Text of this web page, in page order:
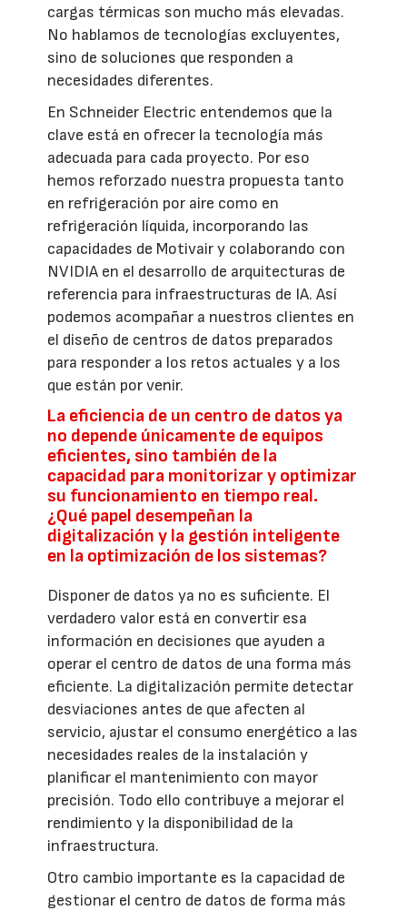
cargas térmicas son mucho más elevadas.
No hablamos de tecnologías excluyentes,
sino de soluciones que responden a
necesidades diferentes.
En Schneider Electric entendemos que la
clave está en ofrecer la tecnología más
adecuada para cada proyecto. Por eso
hemos reforzado nuestra propuesta tanto
en refrigeración por aire como en
refrigeración líquida, incorporando las
capacidades de Motivair y colaborando con
NVIDIA en el desarrollo de arquitecturas de
referencia para infraestructuras de IA. Así
podemos acompañar a nuestros clientes en
el diseño de centros de datos preparados
para responder a los retos actuales y a los
que están por venir.
La eficiencia de un centro de datos ya
no depende únicamente de equipos
eficientes, sino también de la
capacidad para monitorizar y optimizar
su funcionamiento en tiempo real.
¿Qué papel desempeñan la
digitalización y la gestión inteligente
en la optimización de los sistemas?
Disponer de datos ya no es suficiente. El
verdadero valor está en convertir esa
información en decisiones que ayuden a
operar el centro de datos de una forma más
eficiente. La digitalización permite detectar
desviaciones antes de que afecten al
servicio, ajustar el consumo energético a las
necesidades reales de la instalación y
planificar el mantenimiento con mayor
precisión. Todo ello contribuye a mejorar el
rendimiento y la disponibilidad de la
infraestructura.
Otro cambio importante es la capacidad de
gestionar el centro de datos de forma más